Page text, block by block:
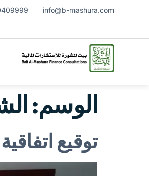
info@b-mashura.com
الوسم:
توقيع